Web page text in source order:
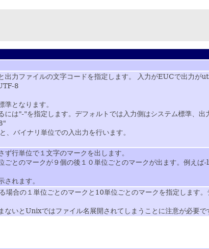
出力ファイルの文字コードを指定します。 入力がEUCで出力が
8
準となります。
には"-"を指定します。デフォルトでは入力側はシステム標準、出
、バイナリ単位での入出力を行います。
ず行単位で１文字のマークを出します。
ごとのマークが９個の後１０単位ごとのマークが出ます。例え
されます。
場合の１単位ごとのマークと10単位ごとのマークを指定します。
ないとUnixではファイル名展開されてしまうことに注意が必要で